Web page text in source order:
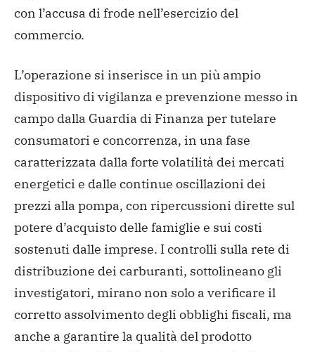
con l’accusa di frode nell’esercizio del
commercio.
L’operazione si inserisce in un più ampio
dispositivo di vigilanza e prevenzione messo in
campo dalla Guardia di Finanza per tutelare
consumatori e concorrenza, in una fase
caratterizzata dalla forte volatilità dei mercati
energetici e dalle continue oscillazioni dei
prezzi alla pompa, con ripercussioni dirette sul
potere d’acquisto delle famiglie e sui costi
sostenuti dalle imprese. I controlli sulla rete di
distribuzione dei carburanti, sottolineano gli
investigatori, mirano non solo a verificare il
corretto assolvimento degli obblighi fiscali, ma
anche a garantire la qualità del prodotto